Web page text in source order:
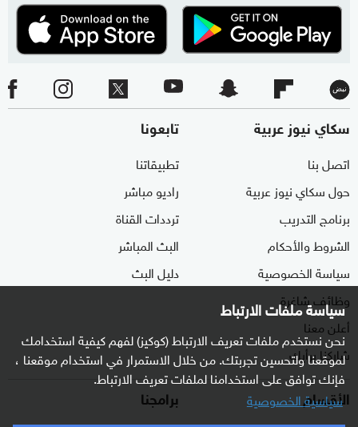
سياسة ملفات الارتباط
نحن نستخدم ملفات تعريف الارتباط (كوكيز) لفهم كيفية استخدامك
لموقعنا ولتحسين تجربتك. من خلال الاستمرار في استخدام موقعنا ،
فإنك توافق على استخدامنا لملفات تعريف الارتباط.
سياسية الخصوصية
سكاي نيوز عربية
اتصل بنا
حول سكاي نيوز عربية
برنامج التدريب
الشروط والأحكام
سياسة الخصوصية
وظائف شاغرة
أعلن معنا
شاركنا برأيك
تابعونا
تطبيقاتنا
راديو مباشر
ترددات القناة
البث المباشر
دليل البث
الأقسام برامجنا